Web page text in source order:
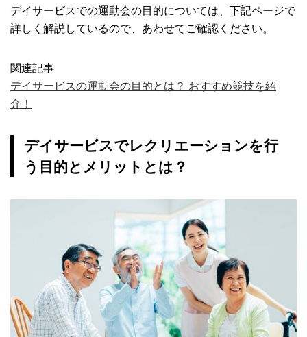
デイサービスでの運動会の目的については、下記ページで
詳しく解説しているので、あわせてご確認ください。
関連記事
デイサービスの運動会の目的とは？ おすすめ競技を紹
介！
デイサービスでレクリエーションを行
う目的とメリットとは？